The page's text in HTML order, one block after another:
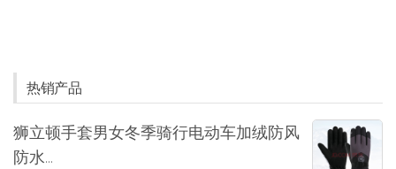
热销产品
狮立顿手套男女冬季骑行电动车加绒防风
防水...